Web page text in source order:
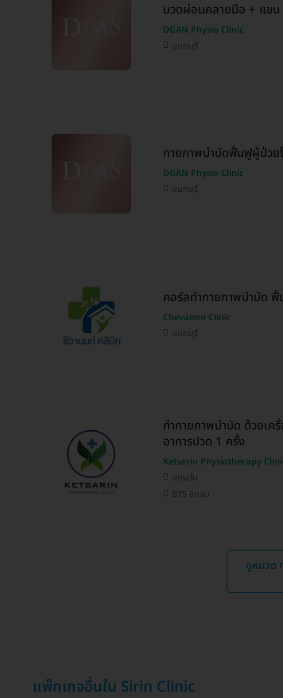
นวดผ่อนคลายมือ + แขน
DGAN Physio Clinic
นนทบุรี
กายภาพบำบัดฟื้นฟูผู้ป่วย
DGAN Physio Clinic
นนทบุรี
คอร์สทำกายภาพบำบัด
Chevanon Clinic
นนทบุรี
ทำกายภาพบำบัด ด้วยเ
อาการปวด 1 ครั้ง
Ketsarin Physiotherapy
ปทุมวัน
BTS ชิดลม
ดูหมวด
แพ็กเกจอื่นใน Sirin Clinic